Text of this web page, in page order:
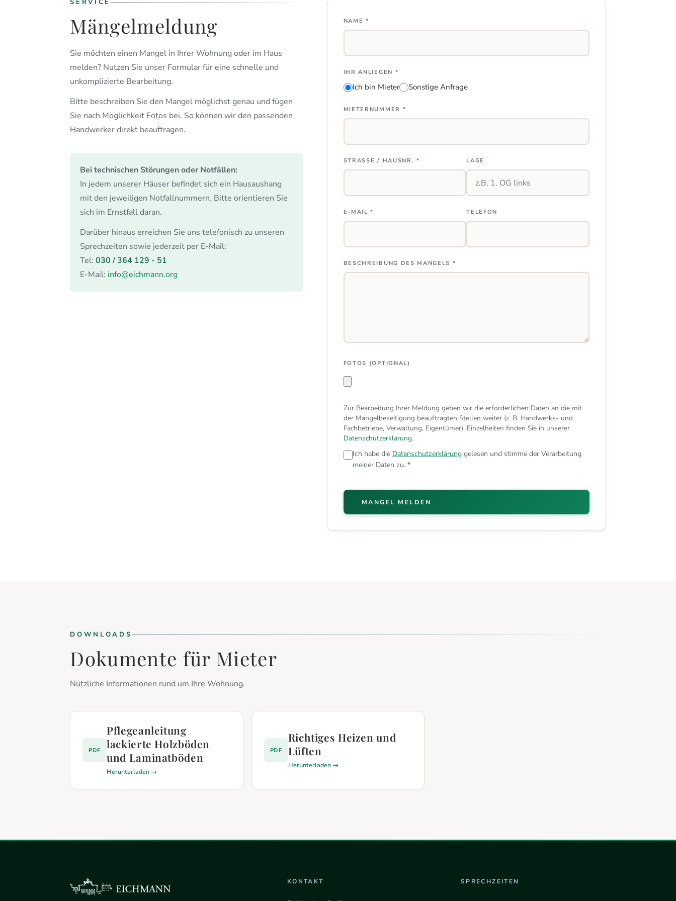
SERVICE
Mängelmeldung
Sie möchten einen Mangel in Ihrer Wohnung oder im Haus
melden? Nutzen Sie unser Formular für eine schnelle und
unkomplizierte Bearbeitung.
Bitte beschreiben Sie den Mangel möglichst genau und fügen
Sie nach Möglichkeit Fotos bei. So können wir den passenden
Handwerker direkt beauftragen.
Bei technischen Störungen oder Notfällen:
In jedem unserer Häuser befindet sich ein Hausaushang
mit den jeweiligen Notfallnummern. Bitte orientieren Sie
sich im Ernstfall daran.
Darüber hinaus erreichen Sie uns telefonisch zu unseren
Sprechzeiten sowie jederzeit per E-Mail:
Tel:030 / 364 129 - 51
E-Mail: info@eichmann.org
NAME *
IHR ANLIEGEN *
Ich bin Mieter Sonstige Anfrage
MIETERNUMMER *
STRASSE / HAUSNR. * LAGE
E-MAIL * TELEFON
BESCHREIBUNG DES MANGELS *
FOTOS (OPTIONAL)
Zur Bearbeitung Ihrer Meldung geben wir die erforderlichen Daten an die mit
der Mangelbeseitigung beauftragten Stellen weiter (z. B. Handwerks- und
Fachbetriebe, Verwaltung, Eigentümer). Einzelheiten finden Sie in unserer
Datenschutzerklärung.
Ich habe die Datenschutzerklärunggelesen und stimme der Verarbeitung
meiner Daten zu. *
MANGEL MELDEN
DOWNLOADS
Dokumente für Mieter
Nützliche Informationen rund um Ihre Wohnung.
PDF
Pflegeanleitung
lackierte Holzböden
und Laminatböden
Herunterladen →
PDF
Richtiges Heizen und
Lüften
Herunterladen →
KONTAKT SPRECHZEITEN